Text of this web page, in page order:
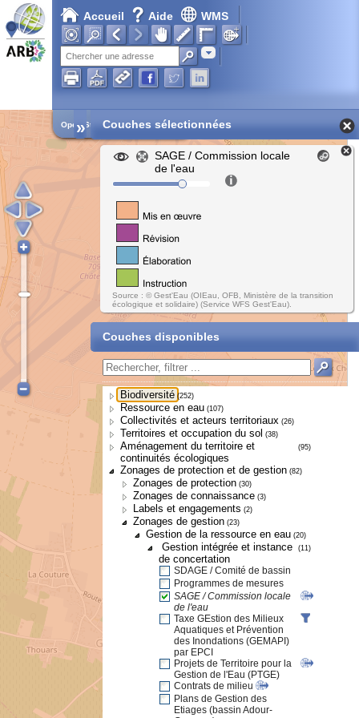
Accueil Aide WMS
Adresse
Open Street Map
» Couches sélectionnées
SAGE / Commission locale
de l'eau
Source : © Gest'Eau (OIEau, OFB, Ministère de la transition
écologique et solidaire) (Service WFS Gest'Eau).
Couches disponibles
Biodiversité (252)
Ressource en eau (107)
Collectivités et acteurs territoriaux (26)
Territoires et occupation du sol (38)
Aménagement du territoire et
continuités écologiques
(95)
Zonages de protection et de gestion (82)
Zonages de protection (30)
Zonages de connaissance (3)
Labels et engagements (2)
Zonages de gestion (23)
Gestion de la ressource en eau (20)
Gestion intégrée et instance
de concertation
(11)
SDAGE / Comité de bassin
Programmes de mesures
SAGE / Commission locale
de l'eau
Taxe GEstion des Milieux
Aquatiques et Prévention
des Inondations (GEMAPI)
par EPCI
Projets de Territoire pour la
Gestion de l'Eau (PTGE)
Contrats de milieu
Plans de Gestion des
Etiages (bassin Adour-